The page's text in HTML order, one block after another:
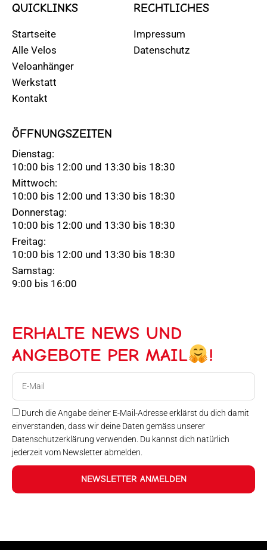
QUICKLINKS
Startseite
Alle Velos
Veloanhänger
Werkstatt
Kontakt
RECHTLICHES
Impressum
Datenschutz
ÖFFNUNGSZEITEN
Dienstag:
10:00 bis 12:00 und 13:30 bis 18:30
Mittwoch:
10:00 bis 12:00 und 13:30 bis 18:30
Donnerstag:
10:00 bis 12:00 und 13:30 bis 18:30
Freitag:
10:00 bis 12:00 und 13:30 bis 18:30
Samstag:
9:00 bis 16:00
ERHALTE NEWS UND
ANGEBOTE PER MAIL
!
Durch die Angabe deiner E-Mail-Adresse erklärst du dich damit
einverstanden, dass wir deine Daten gemäss unserer
Datenschutzerklärung verwenden. Du kannst dich natürlich
jederzeit vom Newsletter abmelden.
NEWSLETTER ANMELDEN